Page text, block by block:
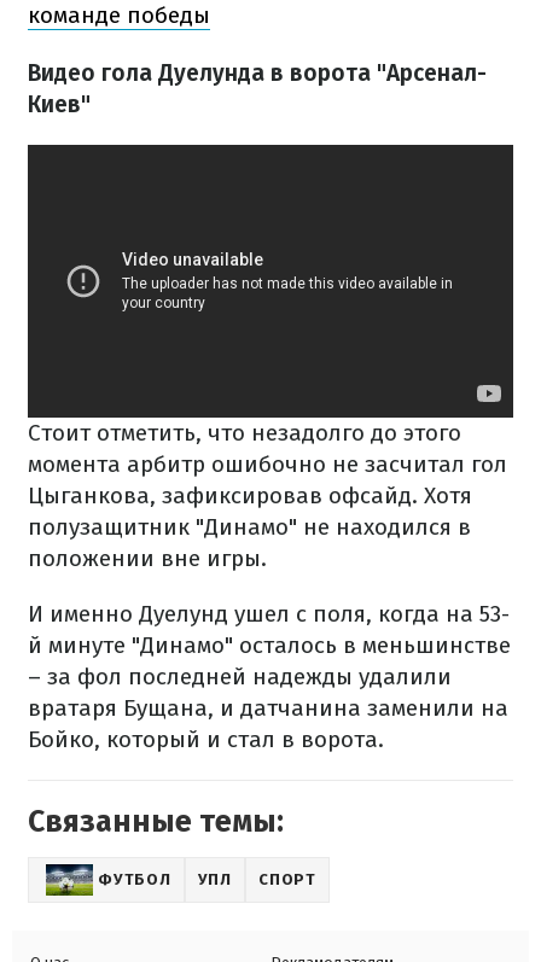
команде победы
Видео гола Дуелунда в ворота "Арсенал-
Киев"
Стоит отметить, что незадолго до этого
момента арбитр ошибочно не засчитал гол
Цыганкова, зафиксировав офсайд. Хотя
полузащитник "Динамо" не находился в
положении вне игры.
И именно Дуелунд ушел с поля, когда на 53-
й минуте "Динамо" осталось в меньшинстве
– за фол последней надежды удалили
вратаря Бущана, и датчанина заменили на
Бойко, который и стал в ворота.
Связанные темы:
ФУТБОЛ УПЛ СПОРТ